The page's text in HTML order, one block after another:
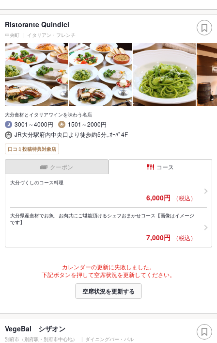
Ristorante Quindici
中央町 イタリアン・フレンチ
大分食材とイタリアワインを味わう名店
3001～4000円
1501～2000円
JR大分駅府内中央口より徒歩約5分｡ｵｰﾊﾟ4F
口コミ投稿特典対象店
クーポン コース
大分づくしのコース料理
6,000円 （税込）
大分県産食材でお魚、お肉共にご堪能頂けるシェフおまかせコース【画像はイメージ
です】
7,000円 （税込）
カレンダーの更新に失敗しました。
下記ボタンを押して空席状況を更新してください。
空席状況を更新する
VegeBal シザオン
別府市（別府駅・別府市中心地） ダイニングバー・バル